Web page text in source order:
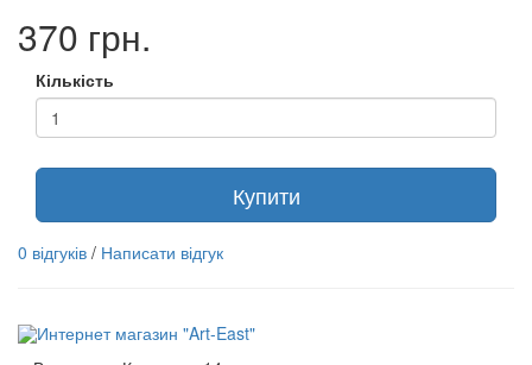
370 грн.
Кількість
Купити
0 відгуків / Написати відгук